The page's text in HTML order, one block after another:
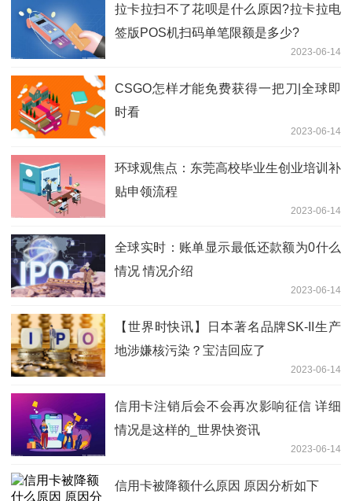
拉卡拉扫不了花呗是什么原因?拉卡拉电
签版POS机扫码单笔限额是多少?
2023-06-14
CSGO怎样才能免费获得一把刀|全球即
时看
2023-06-14
环球观焦点：东莞高校毕业生创业培训补
贴申领流程
2023-06-14
全球实时：账单显示最低还款额为0什么
情况 情况介绍
2023-06-14
【世界时快讯】日本著名品牌SK-II生产
地涉嫌核污染？宝洁回应了
2023-06-14
信用卡注销后会不会再次影响征信 详细
情况是这样的_世界快资讯
2023-06-14
信用卡被降额什么原因 原因分析如下